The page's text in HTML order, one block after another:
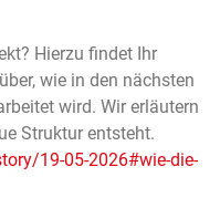
Hierzu findet Ihr
wie in den nächsten
wird. Wir erläutern
Struktur entsteht.
19-05-2026#wie-die-